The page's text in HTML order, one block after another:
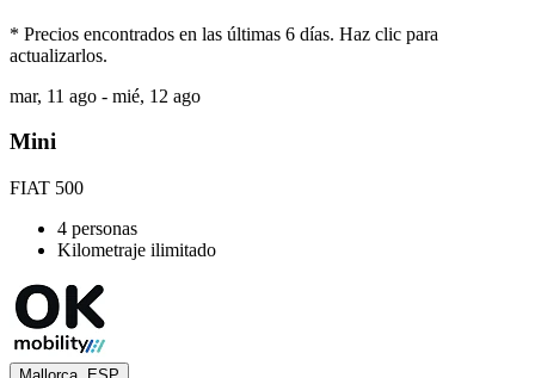
* Precios encontrados en las últimas 6 días. Haz clic para
actualizarlos.
mar, 11 ago - mié, 12 ago
Mini
FIAT 500
4 personas
Kilometraje ilimitado